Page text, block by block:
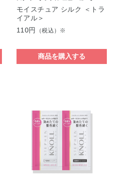
モイスチュア シルク ＜トラ
イアル＞
110円
（税込）※
商品を購入する